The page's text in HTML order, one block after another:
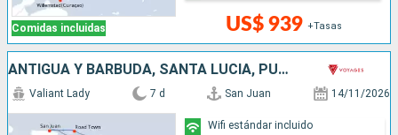
Comidas incluidas US$ 939 +Tasas
ANTIGUA Y BARBUDA, SANTA LUCIA, PUERTO RICO
Valiant Lady 7 d San Juan 14/11/2026
Wifi estándar incluido